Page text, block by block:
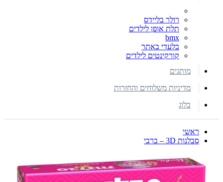
רולר בליידס
תלת אופן לילדים
bmx
בלעדי באתר
קורקינטים לילדים
מותגים
מדיניות משלוחים והחזרות
בלוג
ראשי
סבלנות 3D – ברבי